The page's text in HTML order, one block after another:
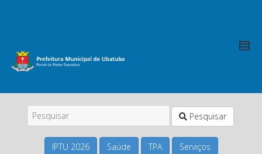
Pesquisar
IPTU 2026 Saúde TPA Serviços